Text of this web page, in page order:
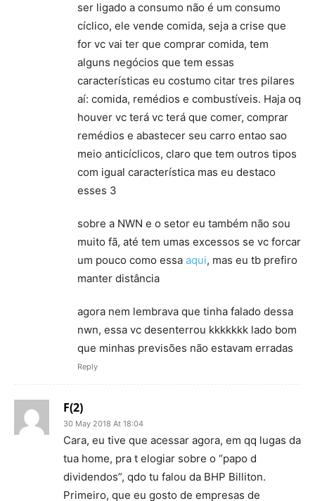
ser ligado a consumo não é um consumo
cíclico, ele vende comida, seja a crise que
for vc vai ter que comprar comida, tem
alguns negócios que tem essas
características eu costumo citar tres pilares
aí: comida, remédios e combustíveis. Haja oq
houver vc terá vc terá que comer, comprar
remédios e abastecer seu carro entao sao
meio anticíclicos, claro que tem outros tipos
com igual característica mas eu destaco
esses 3
sobre a NWN e o setor eu também não sou
muito fã, até tem umas excessos se vc forcar
um pouco como essa aqui, mas eu tb prefiro
manter distância
agora nem lembrava que tinha falado dessa
nwn, essa vc desenterrou kkkkkkk lado bom
que minhas previsões não estavam erradas
Reply
F(2)
30 May 2018 At 18:04
Cara, eu tive que acessar agora, em qq lugas da
tua home, pra t elogiar sobre o “papo d
dividendos”, qdo tu falou da BHP Billiton.
Primeiro, que eu gosto de empresas de